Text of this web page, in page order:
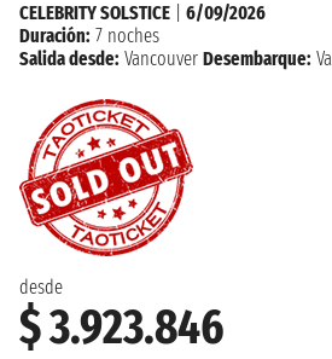
desde
$ 3.923.846
CELEBRITY SOLSTICE
6/09/2026
Duración: 7 noches
Salida desde: Vancouver Desembarque: